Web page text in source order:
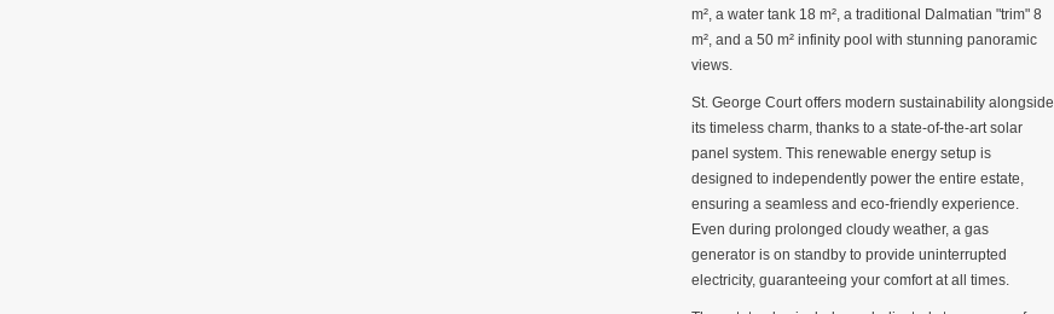
m², a water tank 18 m², a traditional Dalmatian "trim" 8
m², and a 50 m² infinity pool with stunning panoramic
views.
St. George Court offers modern sustainability alongside
its timeless charm, thanks to a state-of-the-art solar
panel system. This renewable energy setup is
designed to independently power the entire estate,
ensuring a seamless and eco-friendly experience.
Even during prolonged cloudy weather, a gas
generator is on standby to provide uninterrupted
electricity, guaranteeing your comfort at all times.